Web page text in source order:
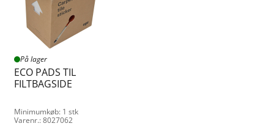
På lager
ECO PADS TIL
FILTBAGSIDE
Minimumkøb: 1 stk
Varenr.: 8027062